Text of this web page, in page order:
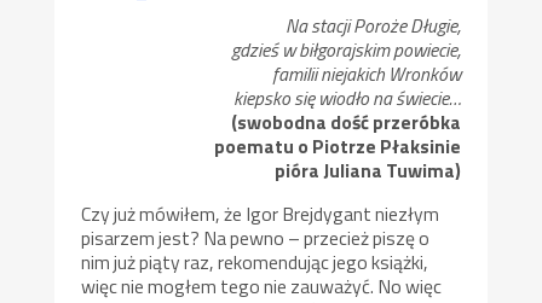
Na stacji Poroże Długie,
gdzieś w biłgorajskim powiecie,
familii niejakich Wronków
kiepsko się wiodło na świecie…
(swobodna dość przeróbka
poematu o Piotrze Płaksinie
pióra Juliana Tuwima)
Czy już mówiłem, że Igor Brejdygant niezłym
pisarzem jest? Na pewno – przecież piszę o
nim już piąty raz, rekomendując jego książki,
więc nie mogłem tego nie zauważyć. No więc